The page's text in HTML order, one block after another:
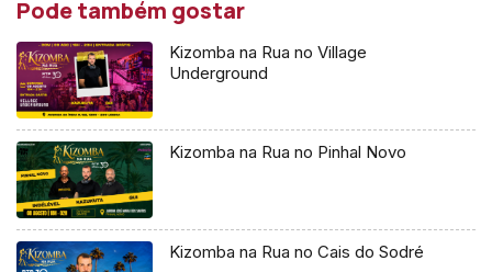
Pode também gostar
Kizomba na Rua no Village
Underground
Kizomba na Rua no Pinhal Novo
Kizomba na Rua no Cais do Sodré